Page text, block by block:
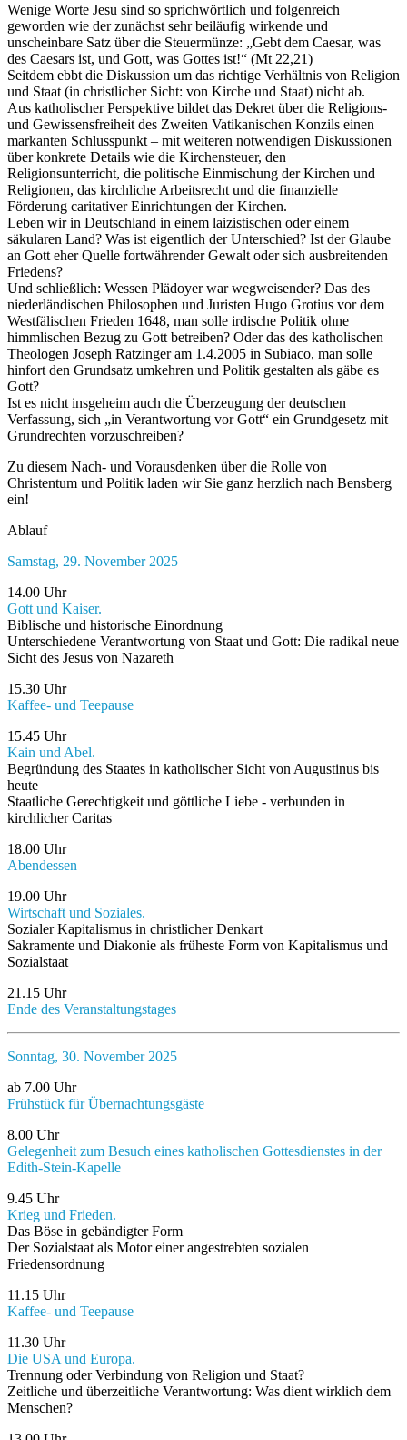
Wenige Worte Jesu sind so sprichwörtlich und folgenreich
geworden wie der zunächst sehr beiläufig wirkende und
unscheinbare Satz über die Steuermünze: „Gebt dem Caesar, was
des Caesars ist, und Gott, was Gottes ist!“ (Mt 22,21)
Seitdem ebbt die Diskussion um das richtige Verhältnis von Religion
und Staat (in christlicher Sicht: von Kirche und Staat) nicht ab.
Aus katholischer Perspektive bildet das Dekret über die Religions-
und Gewissensfreiheit des Zweiten Vatikanischen Konzils einen
markanten Schlusspunkt – mit weiteren notwendigen Diskussionen
über konkrete Details wie die Kirchensteuer, den
Religionsunterricht, die politische Einmischung der Kirchen und
Religionen, das kirchliche Arbeitsrecht und die finanzielle
Förderung caritativer Einrichtungen der Kirchen.
Leben wir in Deutschland in einem laizistischen oder einem
säkularen Land? Was ist eigentlich der Unterschied? Ist der Glaube
an Gott eher Quelle fortwährender Gewalt oder sich ausbreitenden
Friedens?
Und schließlich: Wessen Plädoyer war wegweisender? Das des
niederländischen Philosophen und Juristen Hugo Grotius vor dem
Westfälischen Frieden 1648, man solle irdische Politik ohne
himmlischen Bezug zu Gott betreiben? Oder das des katholischen
Theologen Joseph Ratzinger am 1.4.2005 in Subiaco, man solle
hinfort den Grundsatz umkehren und Politik gestalten als gäbe es
Gott?
Ist es nicht insgeheim auch die Überzeugung der deutschen
Verfassung, sich „in Verantwortung vor Gott“ ein Grundgesetz mit
Grundrechten vorzuschreiben?
Zu diesem Nach- und Vorausdenken über die Rolle von
Christentum und Politik laden wir Sie ganz herzlich nach Bensberg
ein!
Ablauf
Samstag, 29. November 2025
14.00 Uhr
Gott und Kaiser.
Biblische und historische Einordnung
Unterschiedene Verantwortung von Staat und Gott: Die radikal neue
Sicht des Jesus von Nazareth
15.30 Uhr
Kaffee- und Teepause
15.45 Uhr
Kain und Abel.
Begründung des Staates in katholischer Sicht von Augustinus bis
heute
Staatliche Gerechtigkeit und göttliche Liebe - verbunden in
kirchlicher Caritas
18.00 Uhr
Abendessen
19.00 Uhr
Wirtschaft und Soziales.
Sozialer Kapitalismus in christlicher Denkart
Sakramente und Diakonie als früheste Form von Kapitalismus und
Sozialstaat
21.15 Uhr
Ende des Veranstaltungstages
Sonntag, 30. November 2025
ab 7.00 Uhr
Frühstück für Übernachtungsgäste
8.00 Uhr
Gelegenheit zum Besuch eines katholischen Gottesdienstes in der
Edith-Stein-Kapelle
9.45 Uhr
Krieg und Frieden.
Das Böse in gebändigter Form
Der Sozialstaat als Motor einer angestrebten sozialen
Friedensordnung
11.15 Uhr
Kaffee- und Teepause
11.30 Uhr
Die USA und Europa.
Trennung oder Verbindung von Religion und Staat?
Zeitliche und überzeitliche Verantwortung: Was dient wirklich dem
Menschen?